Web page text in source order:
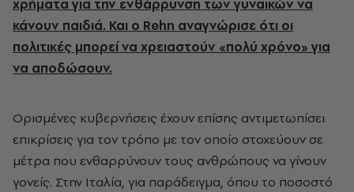
χρήματα για την ενθάρρυνση των γυναικών να
κάνουν παιδιά. Και ο Rehn αναγνώρισε ότι οι
πολιτικές μπορεί να χρειαστούν «πολύ χρόνο» για
να αποδώσουν.
Ορισμένες κυβερνήσεις έχουν επίσης αντιμετωπίσει
επικρίσεις για τον τρόπο με τον οποίο στοχεύουν σε
μέτρα που ενθαρρύνουν τους ανθρώπους να γίνουν
γονείς. Στην Ιταλία, για παράδειγμα, όπου το ποσοστό